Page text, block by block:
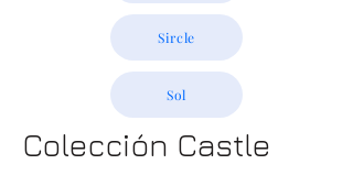
Sircle
Sol
Colección Castle